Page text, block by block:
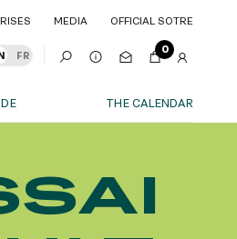
MEDIA OFFICIAL SOTRE
FR
0
THE CALENDAR